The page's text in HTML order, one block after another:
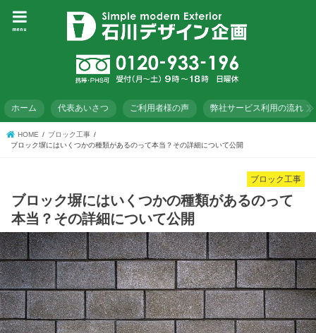
menu
ホーム 代表あいさつ ご利用者様の声 弊社サービス利用の流れ
HOME
ブロック工事
ブロック塀にはいくつかの種類があるのって本当？その詳細について公開
ブロック工事
ブロック塀にはいくつかの種類があるのって
本当？その詳細について公開